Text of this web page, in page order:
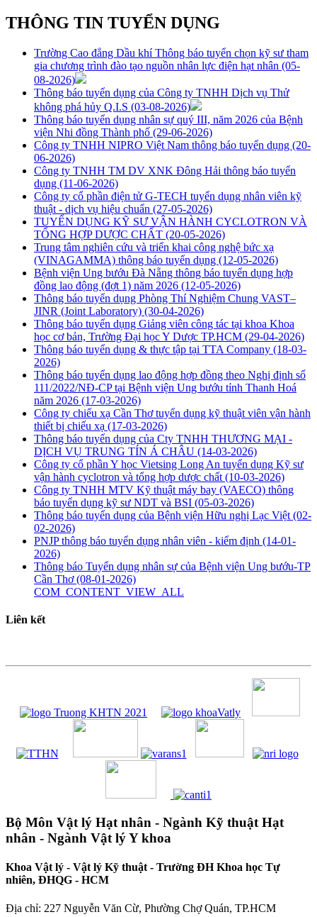
THÔNG TIN TUYỂN DỤNG
Trường Cao đẳng Dầu khí Thông báo tuyển chọn kỹ sư tham
gia chương trình đào tạo nguồn nhân lực điện hạt nhân (05-
08-2026)
Thông báo tuyển dụng của Công ty TNHH Dịch vụ Thử
không phá hủy Q.I.S (03-08-2026)
Thông báo tuyển dụng nhân sự quý III, năm 2026 của Bệnh
viện Nhi đồng Thành phố (29-06-2026)
Công ty TNHH NIPRO Việt Nam thông báo tuyển dụng (20-
06-2026)
Công ty TNHH TM DV XNK Đông Hải thông báo tuyển
dụng (11-06-2026)
Công ty cổ phần điện tử G-TECH tuyển dụng nhân viên kỹ
thuật - dịch vụ hiệu chuẩn (27-05-2026)
TUYỂN DỤNG KỸ SƯ VẬN HÀNH CYCLOTRON VÀ
TỔNG HỢP DƯỢC CHẤT (20-05-2026)
Trung tâm nghiên cứu và triển khai công nghệ bức xạ
(VINAGAMMA) thông báo tuyển dụng (12-05-2026)
Bệnh viện Ung bướu Đà Nẵng thông báo tuyển dụng hợp
đồng lao động (đợt 1) năm 2026 (12-05-2026)
Thông báo tuyển dụng Phòng Thí Nghiệm Chung VAST–
JINR (Joint Laboratory) (30-04-2026)
Thông báo tuyển dụng Giảng viên công tác tại khoa Khoa
học cơ bản, Trường Đại học Y Dược TP.HCM (29-04-2026)
Thông báo tuyển dụng & thực tập tại TTA Company (18-03-
2026)
Thông báo tuyển dụng lao động hợp đồng theo Nghị định số
111/2022/NĐ-CP tại Bệnh viện Ung bướu tỉnh Thanh Hoá
năm 2026 (17-03-2026)
Công ty chiếu xạ Cần Thơ tuyển dụng kỹ thuật viên vận hành
thiết bị chiếu xạ (17-03-2026)
Thông báo tuyển dụng của Cty TNHH THƯƠNG MẠI -
DỊCH VỤ TRUNG TÍN Á CHÂU (14-03-2026)
Công ty cổ phần Y học Vietsing Long An tuyển dụng Kỹ sư
vận hành cyclotron và tổng hợp dược chất (10-03-2026)
Công ty TNHH MTV Kỹ thuật máy bay (VAECO) thông
báo tuyển dụng kỹ sư NDT và BSI (05-03-2026)
Thông báo tuyển dụng của Bệnh viện Hữu nghị Lạc Việt (02-
02-2026)
PNJP thông báo tuyển dụng nhân viên - kiểm định (14-01-
2026)
Thông báo Tuyển dụng nhân sự của Bệnh viện Ung bướu-TP
Cần Thơ(08-01-2026)
COM_CONTENT_VIEW_ALL
Liên kết
Bộ Môn Vật lý Hạt nhân - Ngành Kỹ thuật Hạt
nhân - Ngành Vật lý Y khoa
Khoa Vật lý - Vật lý Kỹ thuật - Trường ĐH Khoa học Tự
nhiên, ĐHQG - HCM
Địa chỉ: 227 Nguyễn Văn Cừ, Phường Chợ Quán, TP.HCM